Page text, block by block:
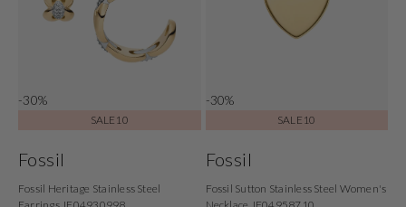
-30%
SALE10
Fossil
Fossil Heritage Stainless Steel
-30%
SALE10
Fossil
Fossil Sutton Stainless Steel Women's